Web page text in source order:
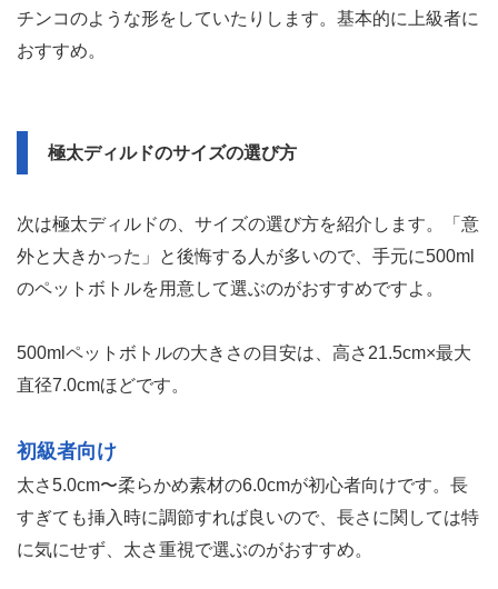
チンコのような形をしていたりします。基本的に上級者に
おすすめ。
極太ディルドのサイズの選び方
次は極太ディルドの、サイズの選び方を紹介します。「意
外と大きかった」と後悔する人が多いので、手元に500ml
のペットボトルを用意して選ぶのがおすすめですよ。
500mlペットボトルの大きさの目安は、高さ21.5cm×最大
直径7.0cmほどです。
初級者向け
太さ5.0cm〜柔らかめ素材の6.0cmが初心者向けです。長
すぎても挿入時に調節すれば良いので、長さに関しては特
に気にせず、太さ重視で選ぶのがおすすめ。